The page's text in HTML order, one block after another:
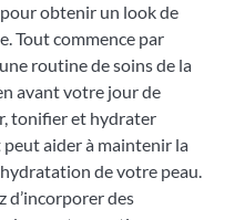
obtenir un look de
Tout commence par
routine de soins de la
avant votre jour de
tonifier et hydrater
aider à maintenir la
de votre peau.
d’incorporer des